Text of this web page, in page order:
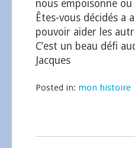
nous empoisonne
Êtes-vous décidés a
pouvoir aider les
C’est un beau défi
Jacques
Posted in: mon histoire